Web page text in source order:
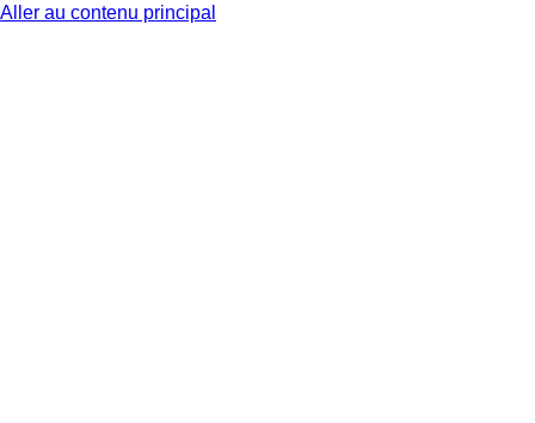
Aller au contenu principal